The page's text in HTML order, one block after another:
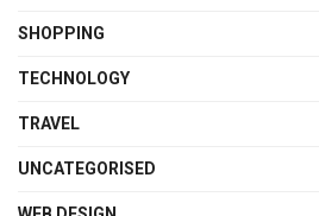
SHOPPING
TECHNOLOGY
TRAVEL
UNCATEGORISED